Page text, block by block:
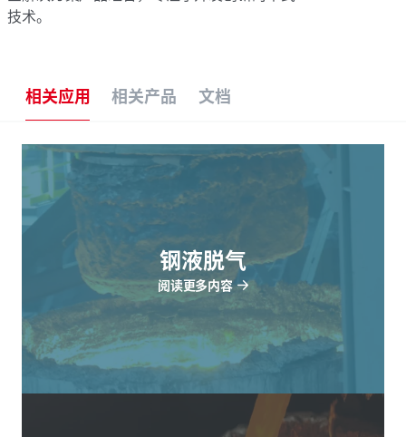
技术。
相关应用 相关产品 文档
钢液脱气
阅读更多内容